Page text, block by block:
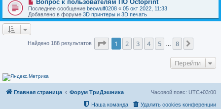
и
е
о
б
щ
е
о
в
о
о
е
Вопрос к пользователям ПО Octoprint
Последнее сообщение beowulf0208 « 05 окт 2022, 11:33
Добавлено в форуме 3D принтеры и 3D печать
Найдено 188 результатов Страница1 из
1 2 3 4 5 8
Перейти
Главная страница Форум ТриДэшника Часовой пояс: UTC+03:00
Удалить cookies конференции
Наша команда